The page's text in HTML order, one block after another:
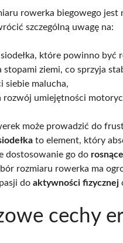
rowerka biegowego jest
szczególną uwagę na:
które powinno być
ziemi, co sprzyja
siebie malucha,
rozwój umiejętności
może prowadzić do
to element, który
dostosowanie go do
rozmiaru rowerka ma
do aktywności fizycznej
cechy